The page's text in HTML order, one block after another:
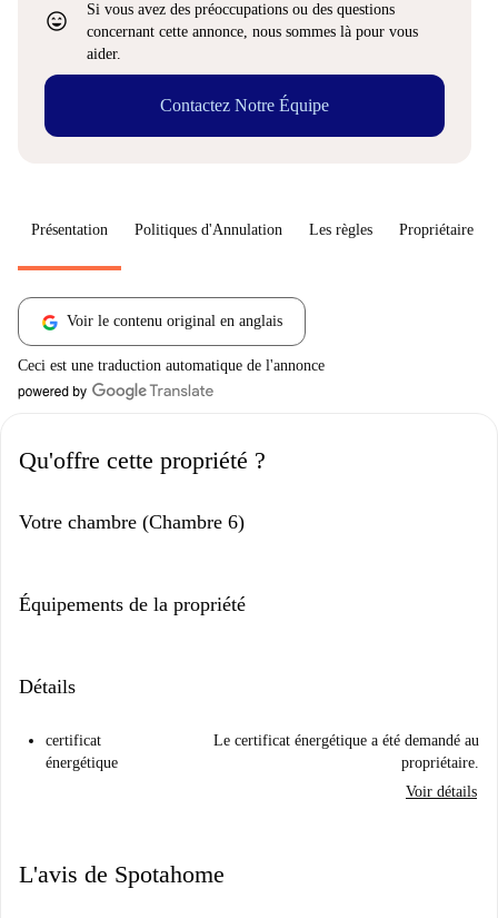
sentiment_very_satisfied
Si vous avez des préoccupations ou des questions
concernant cette annonce, nous sommes là pour vous
aider.
Contactez Notre Équipe
Présentation Politiques d'Annulation Les règles Propriétaire
Voir le contenu original en anglais
Ceci est une traduction automatique de l'annonce
Qu'offre cette propriété ?
Votre chambre (Chambre 6)
Équipements de la propriété
Détails
certificat
énergétique
Le certificat énergétique a été demandé au
propriétaire.
Voir détails
L'avis de Spotahome